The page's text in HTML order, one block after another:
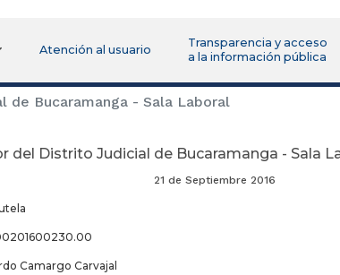
Atención al usuario
Transparencia y acceso
a la información pública
de Bucaramanga - Sala Laboral
del Distrito Judicial de Bucaramanga - Sala
2016
Camargo Carvajal